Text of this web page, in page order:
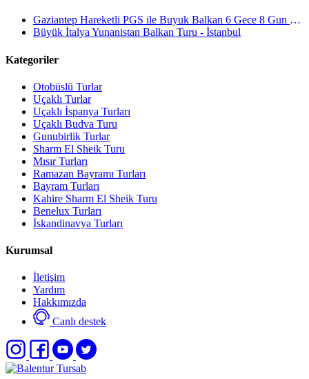
Gaziantep Hareketli PGS ile Buyuk Balkan 6 Gece 8 Gun Vizesiz SKP-SKP
Büyük İtalya Yunanistan Balkan Turu - İstanbul
Kategoriler
Otobüslü Turlar
Uçaklı Turlar
Uçaklı İspanya Turları
Uçaklı Budva Turu
Gunubirlik Turlar
Sharm El Sheik Turu
Mısır Turları
Ramazan Bayramı Turları
Bayram Turları
Kahire Sharm El Sheik Turu
Benelux Turları
İskandinavya Turları
Kurumsal
İletişim
Yardım
Hakkımızda
Canlı destek
an
option
from